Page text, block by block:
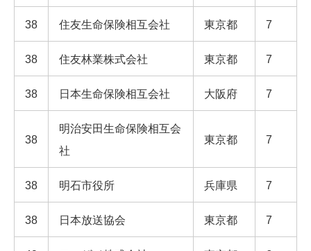
38 住友生命保険相互会社 東京都 7
38 住友林業株式会社 東京都 7
38 日本生命保険相互会社 大阪府 7
38
明治安田生命保険相互会
社
東京都 7
38 明石市役所 兵庫県 7
38 日本放送協会 東京都 7